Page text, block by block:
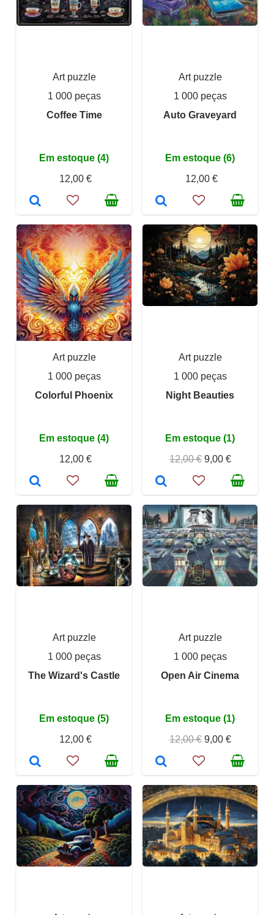
Art puzzle
1 000 peças
Coffee Time
Em estoque (4)
12,00 €
Art puzzle
1 000 peças
Auto Graveyard
Em estoque (6)
12,00 €
Art puzzle
1 000 peças
Colorful Phoenix
Em estoque (4)
12,00 €
Art puzzle
1 000 peças
Night Beauties
Em estoque (1)
12,00 € 9,00 €
Art puzzle
1 000 peças
The Wizard's Castle
Em estoque (5)
12,00 €
Art puzzle
1 000 peças
Open Air Cinema
Em estoque (1)
12,00 € 9,00 €